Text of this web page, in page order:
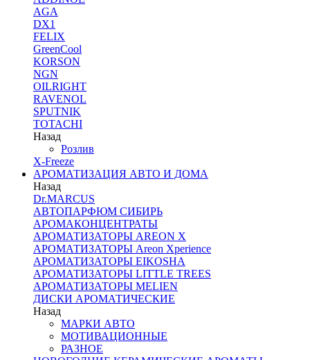
AGA
DX1
FELIX
GreenCool
KORSON
NGN
OILRIGHT
RAVENOL
SPUTNIK
TOTACHI
Назад
Розлив
X-Freeze
АРОМАТИЗАЦИЯ АВТО И ДОМА
Назад
Dr.MARCUS
АВТОПАРФЮМ СИБИРЬ
АРОМАКОНЦЕНТРАТЫ
АРОМАТИЗАТОРЫ AREON X
АРОМАТИЗАТОРЫ Areon Xperience
АРОМАТИЗАТОРЫ EIKOSHA
АРОМАТИЗАТОРЫ LITTLE TREES
АРОМАТИЗАТОРЫ MELIEN
ДИСКИ АРОМАТИЧЕСКИЕ
Назад
МАРКИ АВТО
МОТИВАЦИОННЫЕ
РАЗНОЕ